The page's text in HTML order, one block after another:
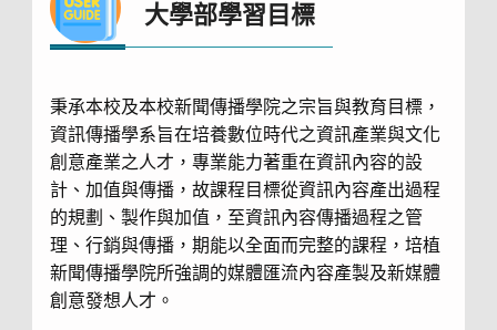
大學部學習目標
秉承本校及本校新聞傳播學院之宗旨與教育目標，
資訊傳播學系旨在培養數位時代之資訊產業與文化
創意產業之人才，專業能力著重在資訊內容的設
計、加值與傳播，故課程目標從資訊內容產出過程
的規劃、製作與加值，至資訊內容傳播過程之管
理、行銷與傳播，期能以全面而完整的課程，培植
新聞傳播學院所強調的媒體匯流內容產製及新媒體
創意發想人才。